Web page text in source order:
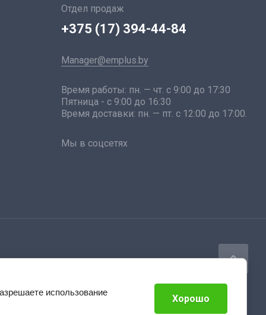
Отдел продаж
+375 (17) 394-44-84
Manager@emplus.by
Время работы: пн. — чт. с 9:00 до 17:30
Пятница - с 9:00 до 16:30
Время доставки: пн. — пт. с 12:00 до 17:00.
Мы в соцсетях
использование
Хорошо